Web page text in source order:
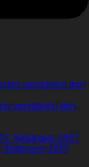
verstärken den
Nöttingen 1957